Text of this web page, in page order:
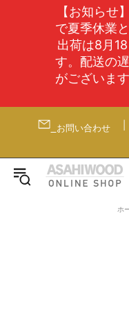
【お知ら
で夏季休業
出荷は8月
す。配送の
がございま
お問い合わせ
ホ